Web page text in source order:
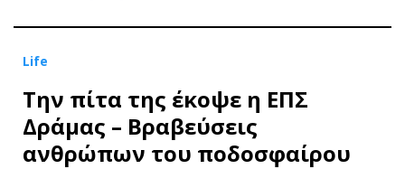
Life
Την πίτα της έκοψε η ΕΠΣ
Δράμας – Βραβεύσεις
ανθρώπων του ποδοσφαίρου